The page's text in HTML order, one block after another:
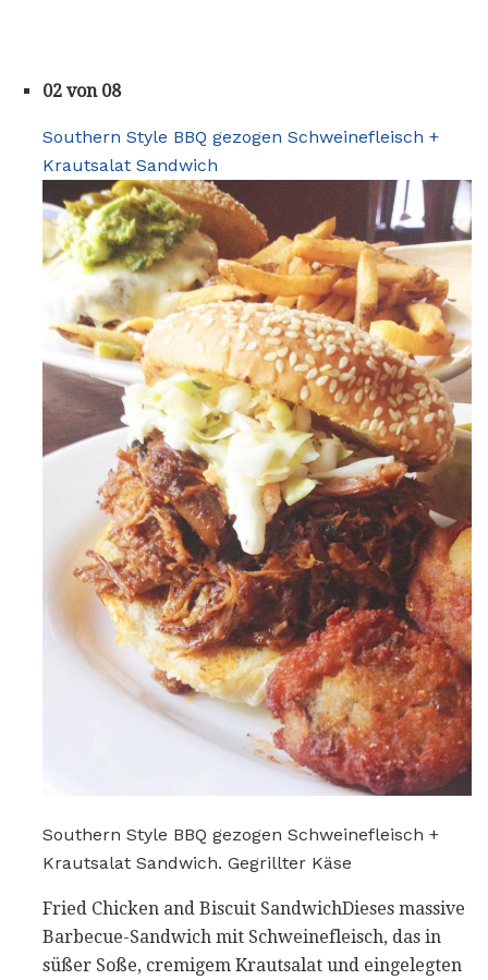
02 von 08
Southern Style BBQ gezogen Schweinefleisch +
Krautsalat Sandwich
Southern Style BBQ gezogen Schweinefleisch +
Krautsalat Sandwich. Gegrillter Käse
Fried Chicken and Biscuit SandwichDieses massive
Barbecue-Sandwich mit Schweinefleisch, das in
süßer Soße, cremigem Krautsalat und eingelegten